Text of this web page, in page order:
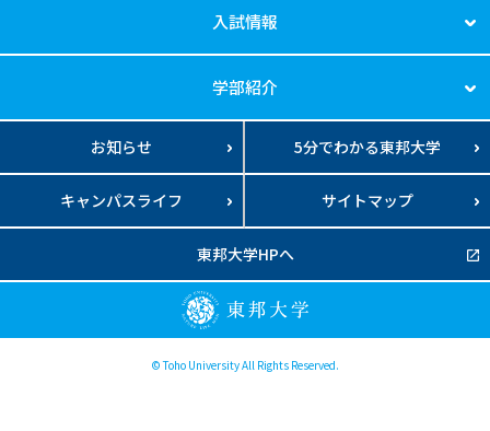
入試情報
学部紹介
お知らせ 5分でわかる東邦大学
キャンパスライフ サイトマップ
東邦大学HPへ
© Toho University All Rights Reserved.